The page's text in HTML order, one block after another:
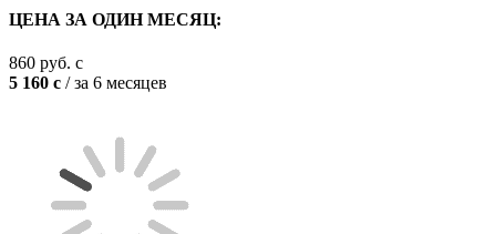
ЦЕНА ЗА ОДИН МЕСЯЦ:
860 руб. c
5 160 c / за 6 месяцев